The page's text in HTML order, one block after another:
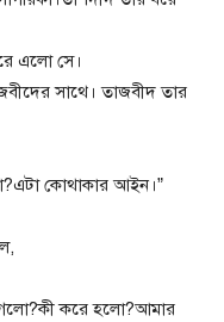
এলো সে।
সাথে। তাজবীদ তার
কোথাকার আইন।”
করে হলো?আমার